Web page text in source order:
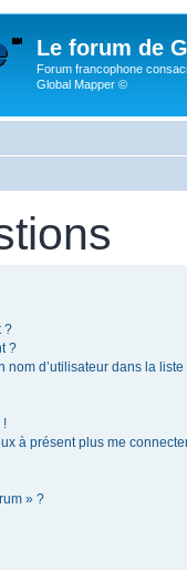
Le forum de
Forum francophone
Global Mapper ©
?
?
nom d’utilisateur dans la liste
!
à présent plus me
» ?